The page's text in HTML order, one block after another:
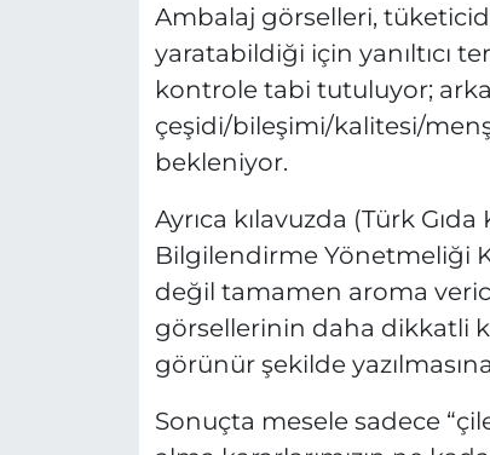
Ambalaj görselleri,
yaratabildiği için yanıltıcı
kontrole tabi tutuluyor;
çeşidi/bileşimi/kalitesi/
bekleniyor.
Ayrıca kılavuzda (Türk
Bilgilendirme Yönetmeliği
değil tamamen aroma
görsellerinin daha dikkatli
görünür şekilde
Sonuçta mesele sadece